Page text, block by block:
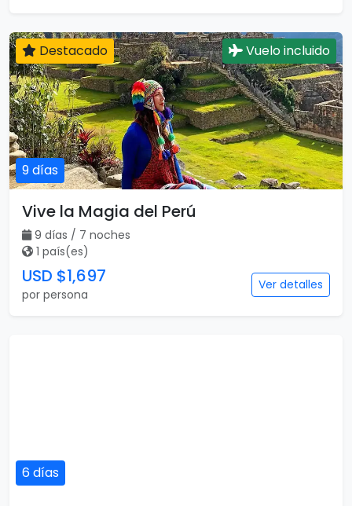
9 días
Destacado Vuelo incluido
Vive la Magia del Perú
9 días / 7 noches
1 país(es)
USD $1,697
por persona
Ver detalles
6 días